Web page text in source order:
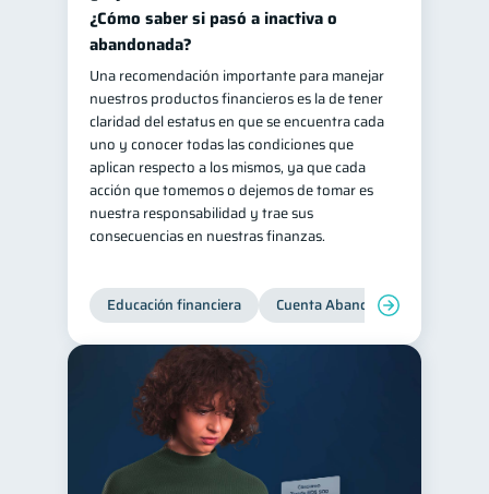
¿Cómo saber si pasó a inactiva o
abandonada?
Una recomendación importante para manejar
nuestros productos financieros es la de tener
claridad del estatus en que se encuentra cada
uno y conocer todas las condiciones que
aplican respecto a los mismos, ya que cada
acción que tomemos o dejemos de tomar es
nuestra responsabilidad y trae sus
consecuencias en nuestras finanzas.
Educación financiera Cuenta Abandonada